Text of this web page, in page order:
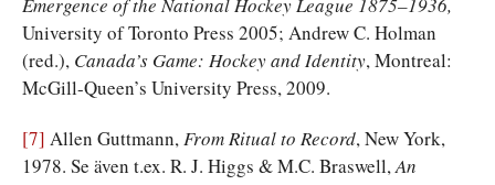
University of Toronto Press 2005; Andrew C. Holman
(red.), Canada’s Game: Hockey and Identity, Montreal:
McGill-Queen’s University Press, 2009.
[7] Allen Guttmann,From Ritual to Record, New York,
1978. Se även t.ex. R. J. Higgs & M.C. Braswell,An